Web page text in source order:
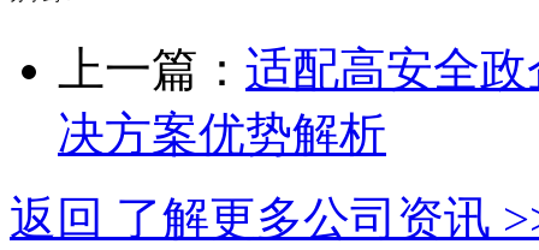
上一篇： 适配高安全
决方案优势解析
返回 了解更多公司资讯